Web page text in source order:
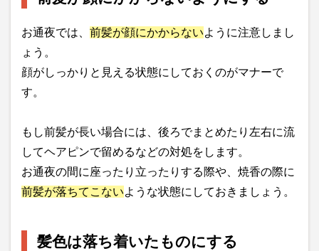
お通夜では、 前髪が顔にかからないように注意しまし
ょう。
顔がしっかりと見える状態にしておくのがマナーで
す。
もし前髪が長い場合には、後ろでまとめたり左右に流
してヘアピンで留めるなどの対処をします。
お通夜の間に座ったり立ったりする際や、焼香の際に
前髪が落ちてこないような状態にしておきましょう。
髪色は落ち着いたものにする